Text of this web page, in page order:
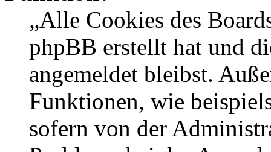
„Alle Cookies des
phpBB erstellt hat und
angemeldet bleibst.
Funktionen, wie
sofern von der